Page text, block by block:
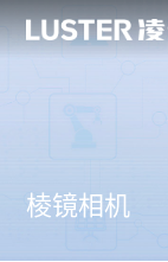
棱镜相机